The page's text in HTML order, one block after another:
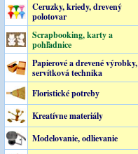
Ceruzky, kriedy, drevený
polotovar
Scrapbooking, karty a
pohľadnice
Papierové a drevené výrobky,
servítková technika
Floristické potreby
Kreatívne materiály
Modelovanie, odlievanie